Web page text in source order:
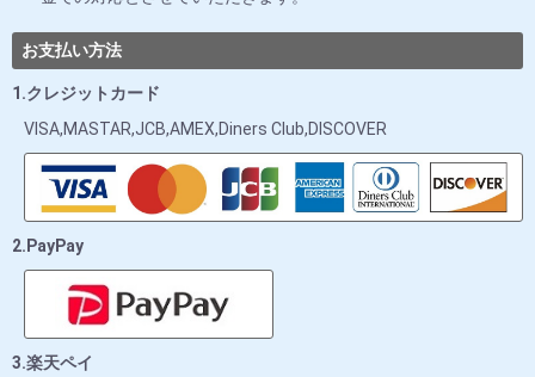
お支払い方法
1.クレジットカード
VISA,MASTAR,JCB,AMEX,Diners Club,DISCOVER
2.PayPay
3.楽天ペイ